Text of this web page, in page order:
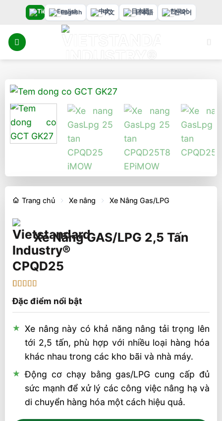
nội
dung
English 中文 日本語 한국어
Trang chủ Xe nâng Xe Nâng Gas/LPG
Xe Nâng GAS/LPG 2,5 Tấn
CPQD25
trên 5 dựa
trênđánh
giá
Đặc điểm nổi bật
Xe nâng này có khả năng nâng tải trọng lên
tới 2,5 tấn, phù hợp với nhiều loại hàng hóa
khác nhau trong các kho bãi và nhà máy.
Động cơ chạy bằng gas/LPG cung cấp đủ
sức mạnh để xử lý các công việc nâng hạ và
di chuyển hàng hóa một cách hiệu quả.